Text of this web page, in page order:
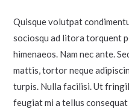
Quisque volutpat
sociosqu ad litora torquent
himenaeos. Nam nec ante.
mattis, tortor neque
turpis. Nulla facilisi. Ut
feugiat mi a tellus